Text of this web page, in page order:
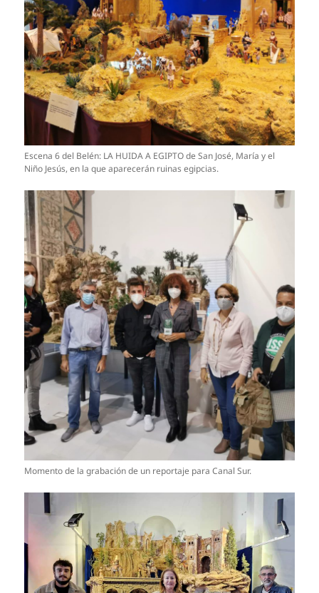
Escena 6 del Belén: LA HUIDA A EGIPTO de San José, María y el
Niño Jesús, en la que aparecerán ruinas egipcias.
Momento de la grabación de un reportaje para Canal Sur.